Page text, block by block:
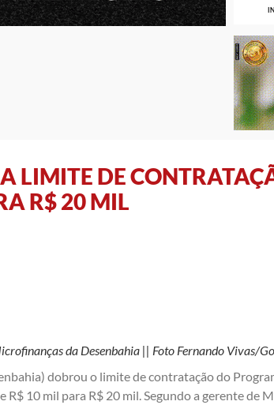
LIMITE DE
R$ 20 MIL
da Desenbahia || Foto Fernando Vivas/
dobrou o limite de contratação do
10 mil para R$ 20 mil. Segundo a gerente de